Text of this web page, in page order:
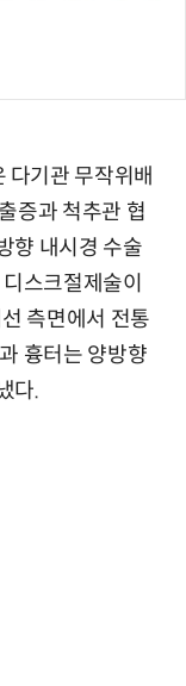
다기관 무작위배
증과 척추관 협
향 내시경 수술
스크절제술이
측면에서 전통
흉터는 양방향
다.